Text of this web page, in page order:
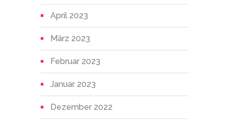
April 2023
März 2023
Februar 2023
Januar 2023
Dezember 2022